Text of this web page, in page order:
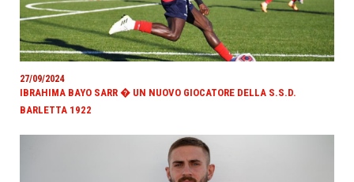
27/09/2024
IBRAHIMA BAYO SARR � UN NUOVO GIOCATORE DELLA S.S.D.
BARLETTA 1922